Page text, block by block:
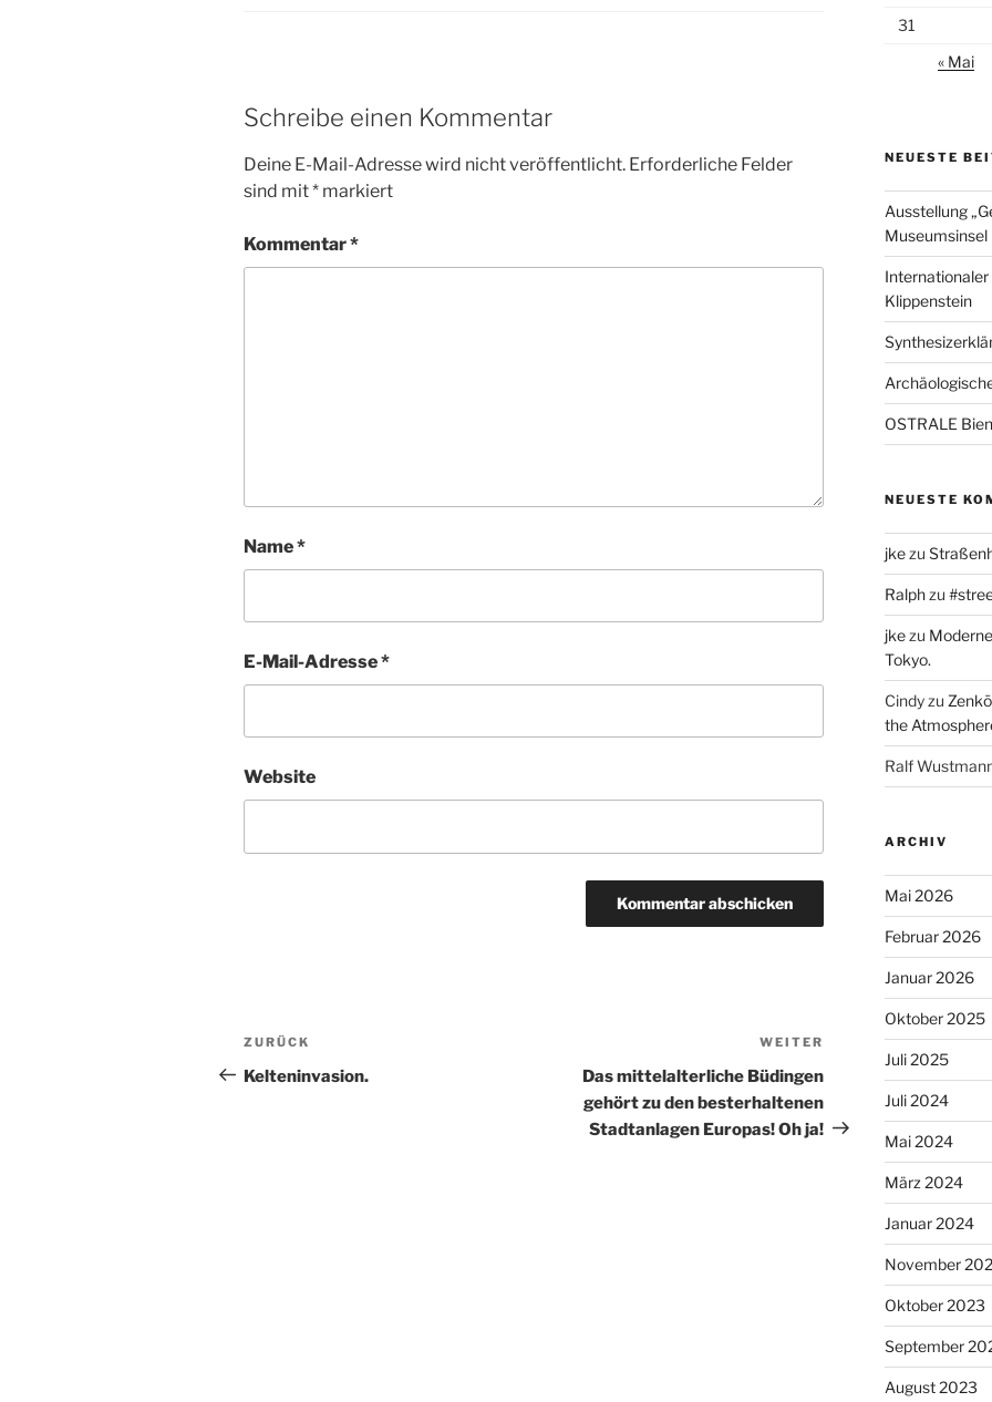
Schreibe einen Kommentar
Deine E-Mail-Adresse wird nicht veröffentlicht. Erforderliche Felder
sind mit* markiert
Kommentar*
Name*
E-Mail-Adresse*
Website
Beitragsnavigation
Vorheriger
Beitrag
ZURÜCK
Kelteninvasion.
Nächster
Beitrag
WEITER
Das mittelalterliche Büdingen
gehört zu den besterhaltenen
Stadtanlagen Europas! Oh ja!
31
« Mai
NEUESTE
Ausstellung
Museumsinsel
Klippenstein
OSTRALE
NEUESTE
jkezu
Ralphzu
jkezu
Tokyo.
Cindyzu
the
Ralf
ARCHIV
Mai 2026
Februar 2026
Januar 2026
Oktober 2025
Juli 2025
Juli 2024
Mai 2024
März 2024
Januar 2024
November
Oktober 2023
September
August 2023